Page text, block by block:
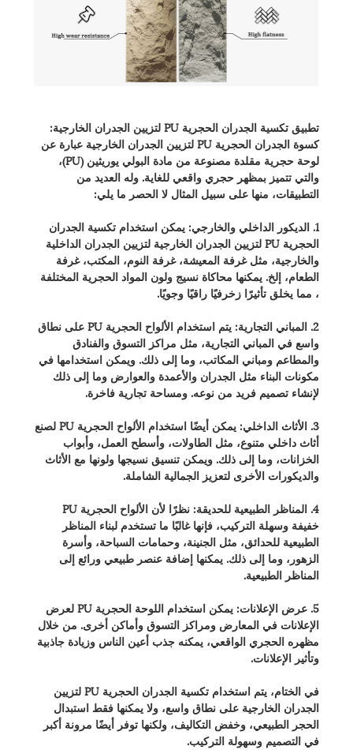
تطبيق تكسية الجدران الحجرية PU لتزيين الجدران الخارجية:
كسوة الجدران الحجرية PU لتزيين الجدران الخارجية عبارة عن
لوحة حجرية مقلدة مصنوعة من مادة البولي يوريثين (PU)،
والتي تتميز بمظهر حجري واقعي للغاية. وله العديد من
التطبيقات، منها على سبيل المثال لا الحصر ما يلي:
1. الديكور الداخلي والخارجي: يمكن استخدام تكسية الجدران
الحجرية PU لتزيين الجدران الخارجية لتزيين الجدران الداخلية
والخارجية، مثل غرفة المعيشة، غرفة النوم، المكتب، غرفة
الطعام، إلخ. يمكنها محاكاة نسيج ولون المواد الحجرية المختلفة
، مما يخلق تأثيرًا زخرفيًا راقيًا وجويًا.
2. المباني التجارية: يتم استخدام الألواح الحجرية PU على نطاق
واسع في المباني التجارية، مثل مراكز التسوق والفنادق
والمطاعم ومباني المكاتب، وما إلى ذلك. ويمكن استخدامها في
مكونات البناء مثل الجدران والأعمدة والعوارض وما إلى ذلك
لإنشاء تصميم فريد من نوعه. ومساحة تجارية فاخرة.
3. الأثاث الداخلي: يمكن أيضًا استخدام الألواح الحجرية PU لصنع
أثاث داخلي متنوع، مثل الطاولات، وأسطح العمل، وأبواب
الخزانات، وما إلى ذلك. ويمكن تنسيق نسيجها ولونها مع الأثاث
والديكورات الأخرى لتعزيز الجمالية الشاملة.
4. المناظر الطبيعية للحديقة: نظرًا لأن الألواح الحجرية PU
خفيفة وسهلة التركيب، فإنها غالبًا ما تستخدم لبناء المناظر
الطبيعية للحدائق، مثل الجنينة، وحمامات السباحة، وأسرة
الزهور، وما إلى ذلك. يمكنها إضافة عنصر طبيعي ورائع إلى
المناظر الطبيعية.
5. عرض الإعلانات: يمكن استخدام اللوحة الحجرية PU لعرض
الإعلانات في المعارض ومراكز التسوق وأماكن أخرى. من خلال
مظهره الحجري الواقعي، يمكنه جذب أعين الناس وزيادة جاذبية
وتأثير الإعلانات.
في الختام، يتم استخدام تكسية الجدران الحجرية PU لتزيين
الجدران الخارجية على نطاق واسع، ولا يمكنها فقط استبدال
الحجر الطبيعي، وخفض التكاليف، ولكنها توفر أيضًا مرونة أكبر
في التصميم وسهولة التركيب.